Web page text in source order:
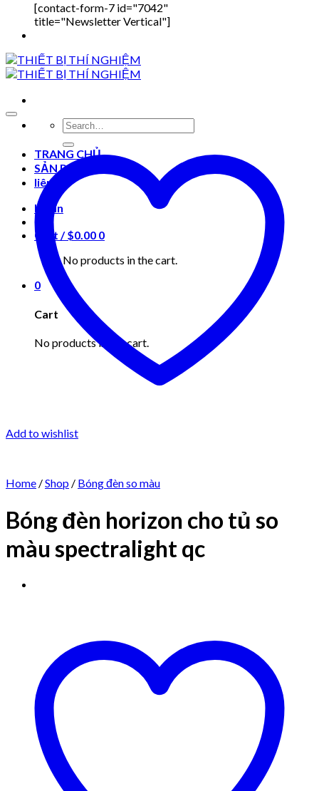
[contact-form-7 id="7042"
title="Newsletter Vertical"]
Search
for:
TRANG CHỦ
SẢN PHẨM
liên hệ
Login
Cart /$0.00 0
No products in the cart.
0
Cart
No products in the cart.
Add to wishlist
Home /Shop / Bóng đèn so màu
Bóng đèn horizon cho tủ so
màu spectralight qc